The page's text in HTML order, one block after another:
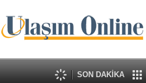
SON DAKİKA